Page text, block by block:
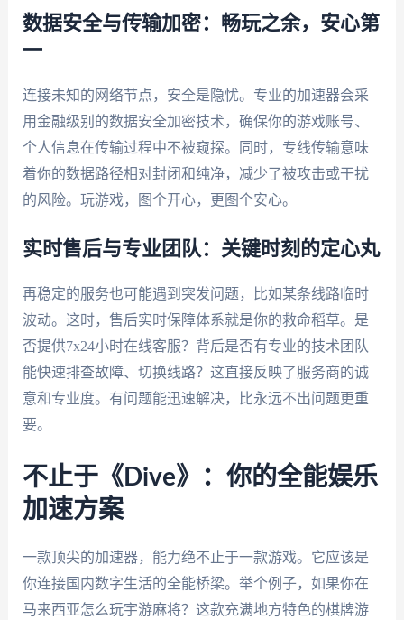
数据安全与传输加密：畅玩之余，安心第
一
连接未知的网络节点，安全是隐忧。专业的加速器会采
用金融级别的数据安全加密技术，确保你的游戏账号、
个人信息在传输过程中不被窥探。同时，专线传输意味
着你的数据路径相对封闭和纯净，减少了被攻击或干扰
的风险。玩游戏，图个开心，更图个安心。
实时售后与专业团队：关键时刻的定心丸
再稳定的服务也可能遇到突发问题，比如某条线路临时
波动。这时，售后实时保障体系就是你的救命稻草。是
否提供7x24小时在线客服？背后是否有专业的技术团队
能快速排查故障、切换线路？这直接反映了服务商的诚
意和专业度。有问题能迅速解决，比永远不出问题更重
要。
不止于《Dive》：你的全能娱乐
加速方案
一款顶尖的加速器，能力绝不止于一款游戏。它应该是
你连接国内数字生活的全能桥梁。举个例子，如果你在
马来西亚怎么玩宇游麻将？这款充满地方特色的棋牌游